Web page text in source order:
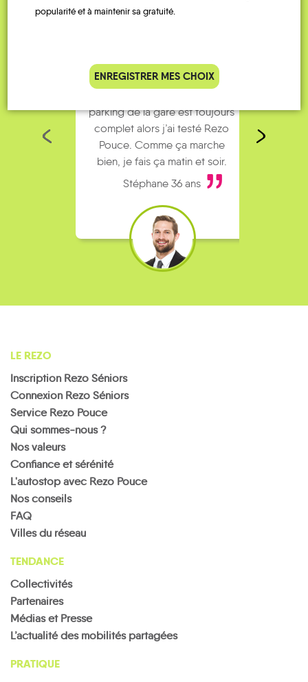
parking de la gare est toujours
complet alors j’ai testé Rezo
Pouce. Comme ça marche
bien, je fais ça matin et soir.
Stéphane 36 ans
LE REZO
Inscription Rezo Séniors
Connexion Rezo Séniors
Service Rezo Pouce
Qui sommes-nous ?
Nos valeurs
Confiance et sérénité
L'autostop avec Rezo Pouce
Nos conseils
FAQ
Villes du réseau
TENDANCE
Collectivités
Partenaires
Médias et Presse
L’actualité des mobilités partagées
PRATIQUE
popularité et à maintenir sa gratuité.
ENREGISTRER MES CHOIX